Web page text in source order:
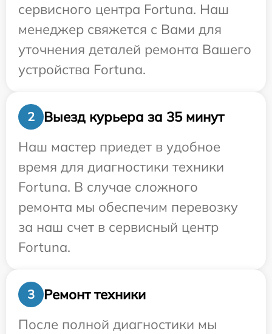
сервисного центра Fortuna. Наш
менеджер свяжется с Вами для
уточнения деталей ремонта Вашего
устройства Fortuna.
2
Выезд курьера за 35 минут
Наш мастер приедет в удобное
время для диагностики техники
Fortuna. В случае сложного
ремонта мы обеспечим перевозку
за наш счет в сервисный центр
Fortuna.
3
Ремонт техники
После полной диагностики мы